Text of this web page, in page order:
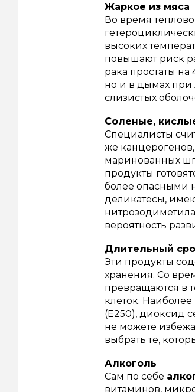
Жаркое из мяса
Во время
высоких
повышают риск
рака простаты
но и в дымах при
слизистых
Соленые,
Специалисты
же
маринованных
продукты
более опасными
деликатесы,
вероятность
Длительный
Эти продукты
хранения. Со
превращаются в
клеток. Наиболее
(E250), диоксид
не можете
выбрать те,
Алкоголь
Сам по себе
витаминов,